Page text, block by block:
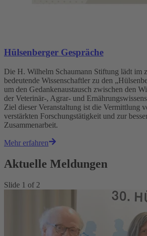
Hülsenberger Gespräche
Die H. Wilhelm Schaumann Stiftung lädt im
bedeutende Wissenschaftler zu den
um den Gedankenaustausch zwischen den
der Veterinär-, Agrar- und
Ziel dieser Veranstaltung ist die Vermittlung
verstärkten Forschungstätigkeit und zur
Zusammenarbeit.
Mehr erfahren
Aktuelle Meldungen
Slide 1 of 2